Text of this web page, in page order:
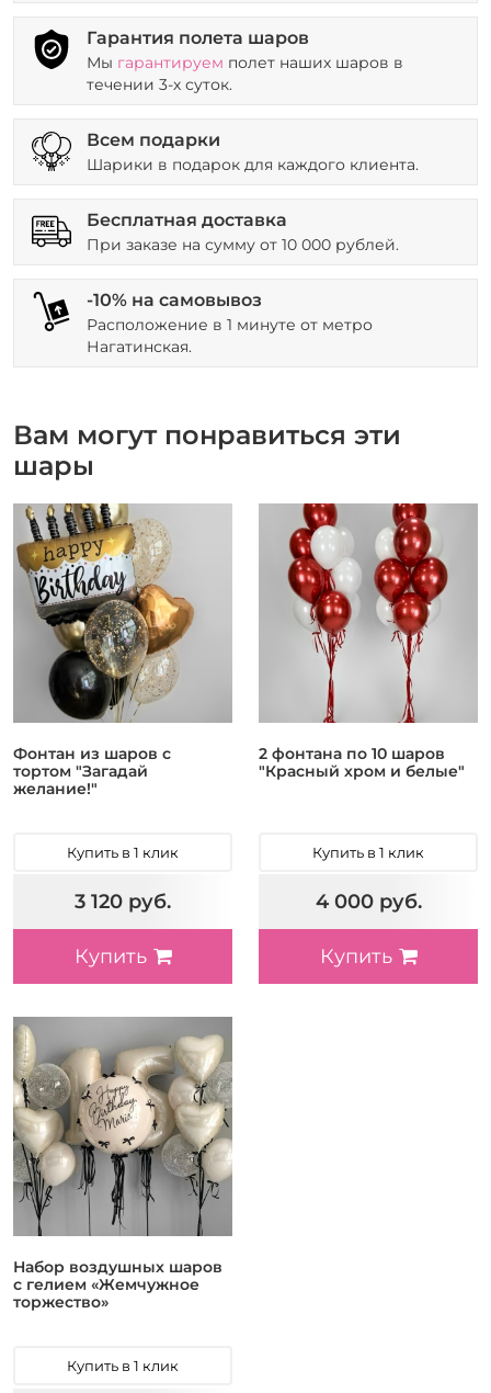
Гарантия полета шаров
Мы гарантируем полет наших шаров в
течении 3-х суток.
Всем подарки
Шарики в подарок для каждого клиента.
Бесплатная доставка
При заказе на сумму от 10 000 рублей.
-10% на самовывоз
Расположение в 1 минуте от метро
Нагатинская.
Вам могут понравиться эти
шары
Фонтан из шаров с
тортом "Загадай
желание!"
Купить в 1 клик
3 120 руб.
Купить
2 фонтана по 10 шаров
"Красный хром и белые"
Купить в 1 клик
4 000 руб.
Купить
Набор воздушных шаров
с гелием «Жемчужное
торжество»
Купить в 1 клик